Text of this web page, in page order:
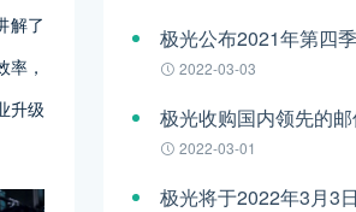
解了
，
升级
极光公布2021年第四
2022-03-03
2022-03-01